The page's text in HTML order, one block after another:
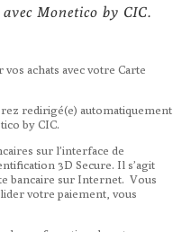
Monetico by CIC.
achats avec votre Carte
redirigé(e) automatiquement
by CIC.
sur l’interface de
3D Secure. Il s’agit
bancaire sur Internet. Vous
votre paiement, vous